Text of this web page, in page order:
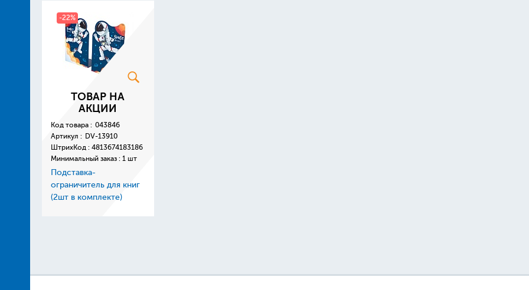
-22%
ТОВАР НА
АКЦИИ
Код товара : 043846
Артикул : DV-13910
ШтрихКод : 4813674183186
Минимальный заказ : 1 шт
Подставка-
ограничитель для книг
(2шт в комплекте)